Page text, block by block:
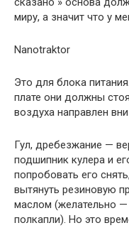
миру, а значит что у
Nanotraktor
Это для блока
плате они должны
воздуха направлен
Гул, дребезжание —
подшипник кулера и
попробовать его
вытянуть резиновую
маслом (желательно —
полкапли). Но это